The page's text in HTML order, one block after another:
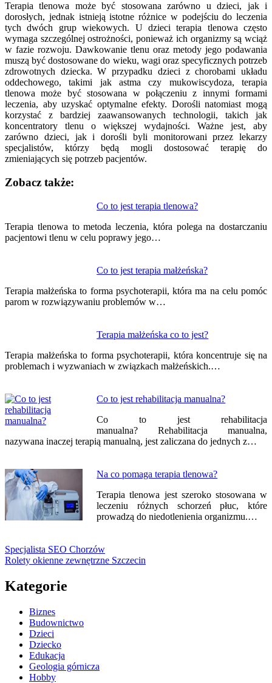
Terapia tlenowa może być stosowana zarówno u dzieci, jak i
dorosłych, jednak istnieją istotne różnice w podejściu do leczenia
tych dwóch grup wiekowych. U dzieci terapia tlenowa często
wymaga szczególnej ostrożności, ponieważ ich organizmy są wciąż
w fazie rozwoju. Dawkowanie tlenu oraz metody jego podawania
muszą być dostosowane do wieku, wagi oraz specyficznych potrzeb
zdrowotnych dziecka. W przypadku dzieci z chorobami układu
oddechowego, takimi jak astma czy mukowiscydoza, terapia
tlenowa może być stosowana w połączeniu z innymi formami
leczenia, aby uzyskać optymalne efekty. Dorośli natomiast mogą
korzystać z bardziej zaawansowanych technologii, takich jak
koncentratory tlenu o większej wydajności. Ważne jest, aby
zarówno dzieci, jak i dorośli byli monitorowani przez lekarzy
specjalistów, którzy będą mogli dostosować terapię do
zmieniających się potrzeb pacjentów.
Zobacz także:
Co to jest terapia tlenowa?
Terapia tlenowa to metoda leczenia, która polega na dostarczaniu
pacjentowi tlenu w celu poprawy jego…
Co to jest terapia małżeńska?
Terapia małżeńska to forma psychoterapii, która ma na celu pomóc
parom w rozwiązywaniu problemów w…
Terapia małżeńska co to jest?
Terapia małżeńska to forma psychoterapii, która koncentruje się na
problemach i wyzwaniach w związkach małżeńskich.…
Co to jest rehabilitacja manualna?
Co to jest rehabilitacja
manualna? Rehabilitacja manualna,
nazywana inaczej terapią manualną, jest zaliczana do jednych z…
Na co pomaga terapia tlenowa?
Terapia tlenowa jest szeroko stosowana w
leczeniu różnych schorzeń płuc, które
prowadzą do niedotlenienia organizmu.…
wpisu
Specjalista SEO Chorzów
Rolety okienne zewnętrzne Szczecin
Kategorie
Biznes
Budownictwo
Dzieci
Dziecko
Edukacja
Geologia górnicza
Hobby